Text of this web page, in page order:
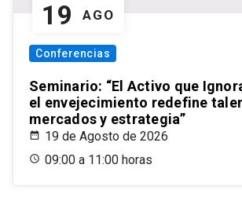
19 AGO
Conferencias
Seminario: “El Activo que
el envejecimiento redefine
mercados y estrategia”
19 de Agosto de 2026
09:00 a 11:00 horas